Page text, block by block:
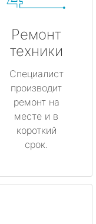
Ремонт
техники
Специалист
производит
ремонт на
месте и в
короткий
срок.